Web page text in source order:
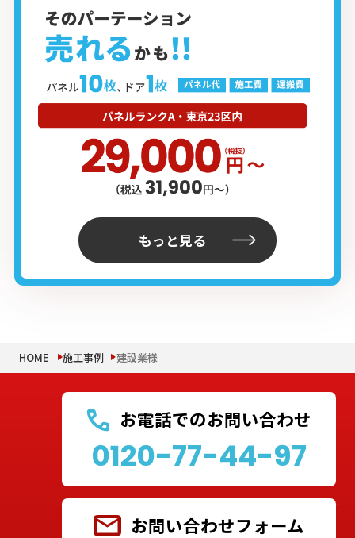
もっと見る
HOME 施工事例 建設業様
お電話でのお問い合わせ
0120-77-44-97
お問い合わせフォーム